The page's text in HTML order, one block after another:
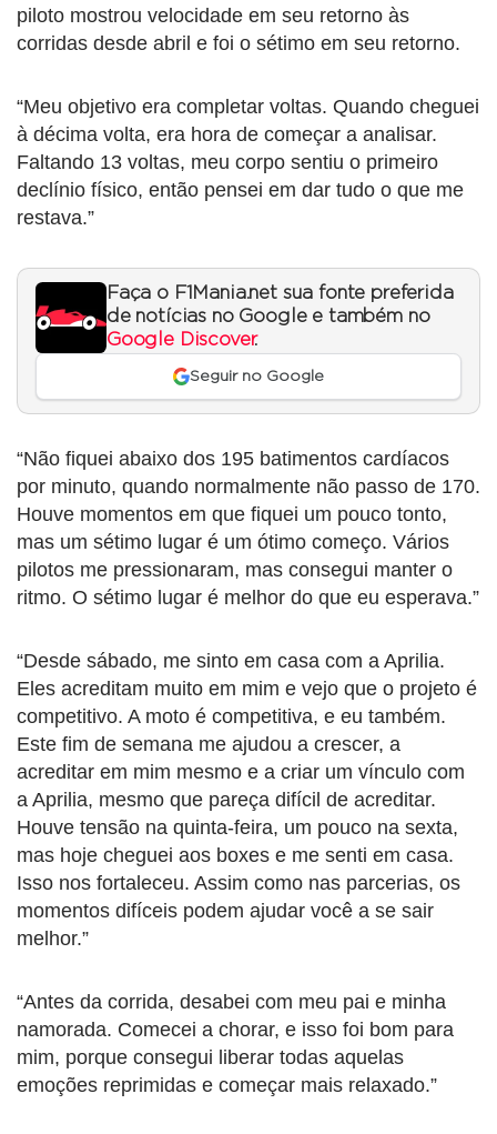
piloto mostrou velocidade em seu retorno às
corridas desde abril e foi o sétimo em seu retorno.
“Meu objetivo era completar voltas. Quando cheguei
à décima volta, era hora de começar a analisar.
Faltando 13 voltas, meu corpo sentiu o primeiro
declínio físico, então pensei em dar tudo o que me
restava.”
Faça o F1Mania.net sua fonte preferida
de notícias no Google e também no
Google Discover.
Seguir no Google
“Não fiquei abaixo dos 195 batimentos cardíacos
por minuto, quando normalmente não passo de 170.
Houve momentos em que fiquei um pouco tonto,
mas um sétimo lugar é um ótimo começo. Vários
pilotos me pressionaram, mas consegui manter o
ritmo. O sétimo lugar é melhor do que eu esperava.”
“Desde sábado, me sinto em casa com a Aprilia.
Eles acreditam muito em mim e vejo que o projeto é
competitivo. A moto é competitiva, e eu também.
Este fim de semana me ajudou a crescer, a
acreditar em mim mesmo e a criar um vínculo com
a Aprilia, mesmo que pareça difícil de acreditar.
Houve tensão na quinta-feira, um pouco na sexta,
mas hoje cheguei aos boxes e me senti em casa.
Isso nos fortaleceu. Assim como nas parcerias, os
momentos difíceis podem ajudar você a se sair
melhor.”
“Antes da corrida, desabei com meu pai e minha
namorada. Comecei a chorar, e isso foi bom para
mim, porque consegui liberar todas aquelas
emoções reprimidas e começar mais relaxado.”